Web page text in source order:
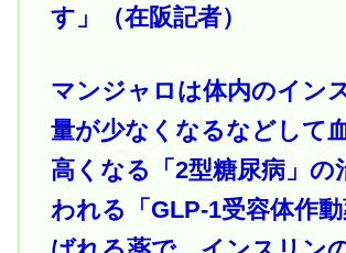
す」（在阪記者）
マンジャロは体内のイン
量が少なくなるなどして
高くなる「2型糖尿病」の
われる「GLP-1受容体作